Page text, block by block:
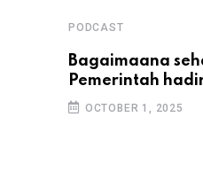
PODCAST
Bagaimaana
Pemerintah
OCTOBER 1, 2025